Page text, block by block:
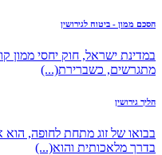
הסכם ממון - ביטוח לגירושין
במדינת ישראל, חוק יחסי ממון
מתגרשים, כשברירת(...)
הליך גירושין
בבואו של זוג מתחת לחופה, הוא
בדרך מלאכותית והוא(...)